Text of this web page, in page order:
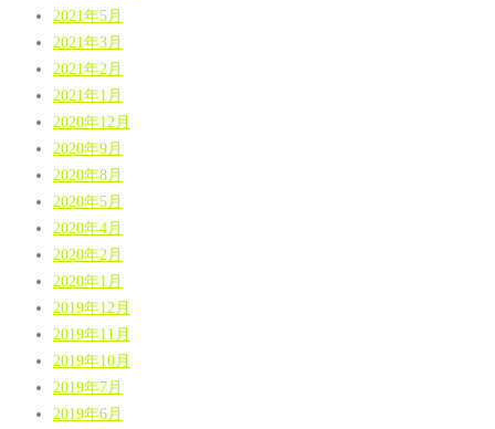
2021年5月
2021年3月
2021年2月
2021年1月
2020年12月
2020年9月
2020年8月
2020年5月
2020年4月
2020年2月
2020年1月
2019年12月
2019年11月
2019年10月
2019年7月
2019年6月